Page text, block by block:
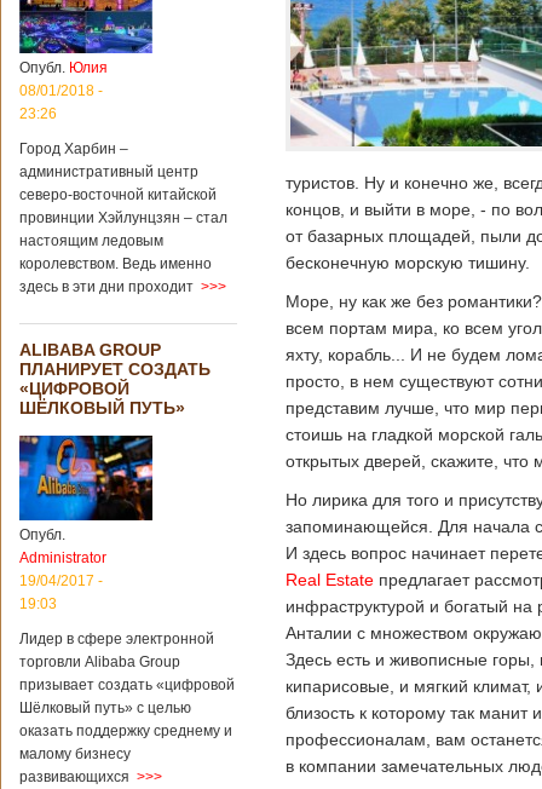
Опубл. Юлия
08/01/2018 -
23:26
Город Харбин –
административный центр
северо-восточной китайской
провинции Хэйлунцзян – стал
настоящим ледовым
королевством. Ведь именно
здесь в эти дни проходит >>>
ALIBABA GROUP
ПЛАНИРУЕТ СОЗДАТЬ
«ЦИФРОВОЙ
ШЁЛКОВЫЙ ПУТЬ»
Опубл.
Administrator
19/04/2017 -
19:03
Лидер в сфере электронной
торговли Alibaba Group
призывает создать «цифровой
Шёлковый путь» с целью
оказать поддержку среднему и
малому бизнесу
развивающихся >>>
туристов. Ну и конечно же,
концов, и выйти в море, - по
от базарных площадей, пыли
бесконечную морскую тишину.
Море, ну как же без
всем портам мира, ко всем
яхту, корабль... И не будем
просто, в нем существуют
представим лучше, что мир
стоишь на гладкой морской
открытых дверей, скажите, что
Но лирика для того и
запоминающейся. Для начала
И здесь вопрос начинает
Real Estate предлагает
инфраструктурой и богатый
Анталии с множеством
Здесь есть и живописные
кипарисовые, и мягкий
близость к которому так
профессионалам, вам
в компании замечательных